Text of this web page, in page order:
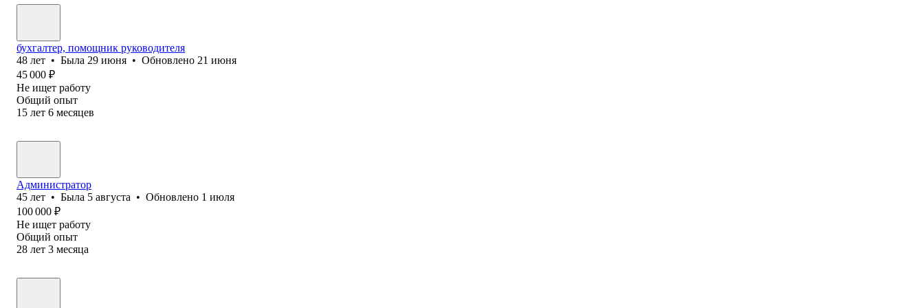
бухгалтер, помощник руководителя
48 лет • Была 29 июня • Обновлено 21 июня
45 000 ₽
Не ищет работу
Общий опыт
15 лет 6 месяцев
Администратор
45 лет • Была 5 августа • Обновлено 1 июля
100 000 ₽
Не ищет работу
Общий опыт
28 лет 3 месяца